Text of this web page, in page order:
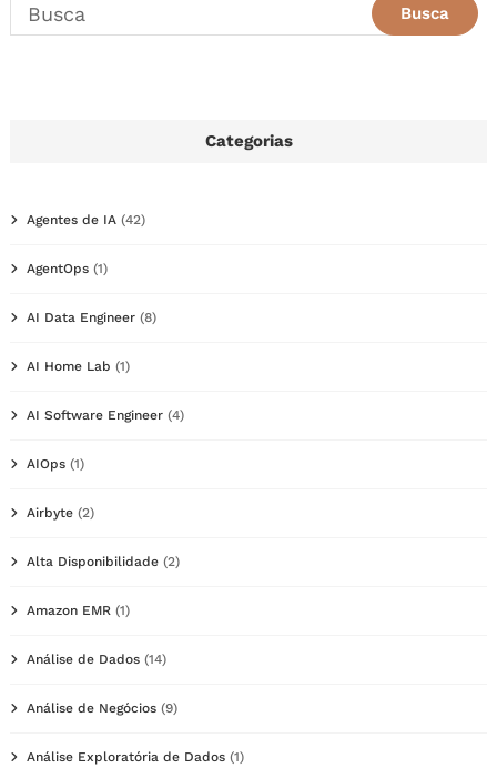
Categorias
Agentes de IA (42)
AgentOps (1)
AI Data Engineer (8)
AI Home Lab (1)
AI Software Engineer (4)
AIOps (1)
Airbyte (2)
Alta Disponibilidade (2)
Amazon EMR (1)
Análise de Dados (14)
Análise de Negócios (9)
Análise Exploratória de Dados (1)